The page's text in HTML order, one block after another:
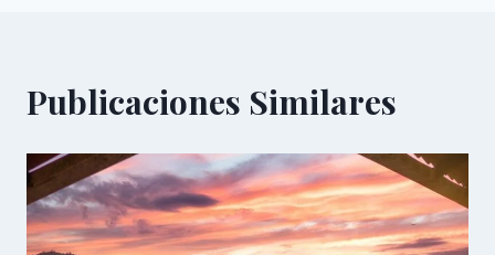
Publicaciones Similares